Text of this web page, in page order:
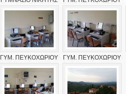
ΓΥΜ. ΠΕΥΚΟΧΩΡΙΟΥ ΓΥΜ. ΠΕΥΚΟΧΩΡΙΟΥ